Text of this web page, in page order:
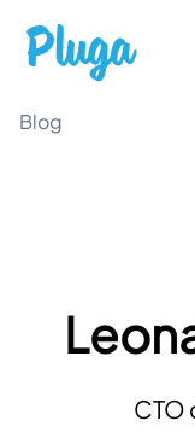
Blog
CTO